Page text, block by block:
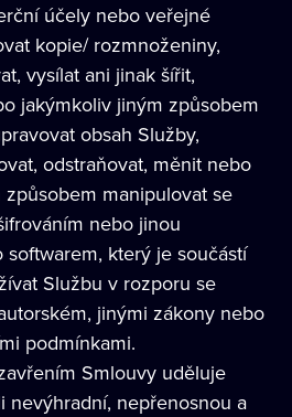
účely nebo veřejné
kopie/ rozmnoženiny,
vysílat ani jinak šířit,
jakýmkoliv jiným způsobem
obsah Služby,
odstraňovat, měnit nebo
manipulovat se
nebo jinou
který je součástí
Službu v rozporu se
jinými zákony nebo
podmínkami.
Smlouvy uděluje
nevýhradní, nepřenosnou a